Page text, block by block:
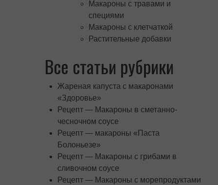
Макароны с травами и
специями
Макароны с клетчаткой
Растительные добавки
Все статьи рубрики
Жареная капуста с макаронами
«Здоровье»
Рецепт — Макароны в сметанно-
чесночном соусе
Рецепт — макароны «Паста
Болоньезе»
Рецепт — Макароны с грибами в
сливочном соусе
Рецепт — Макароны с морепродуктами